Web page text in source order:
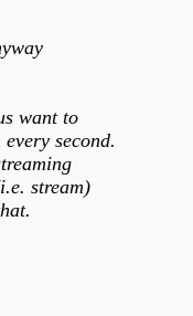
want to
second.
stream)